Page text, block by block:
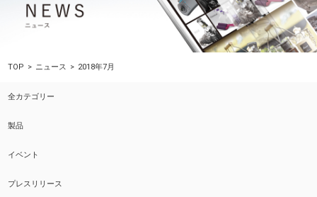
TOP ニュース 2018年7月
全カテゴリー
製品
イベント
プレスリリース